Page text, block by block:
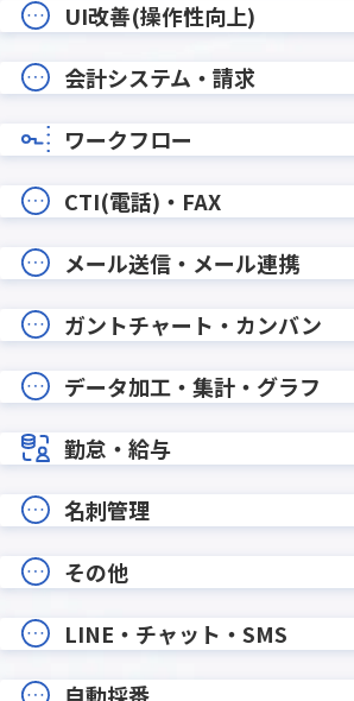
UI改善(操作性向上)
会計システム・請求
ワークフロー
CTI(電話)・FAX
メール送信・メール連携
ガントチャート・カンバン
データ加工・集計・グラフ
勤怠・給与
名刺管理
その他
LINE・チャット・SMS
自動採番